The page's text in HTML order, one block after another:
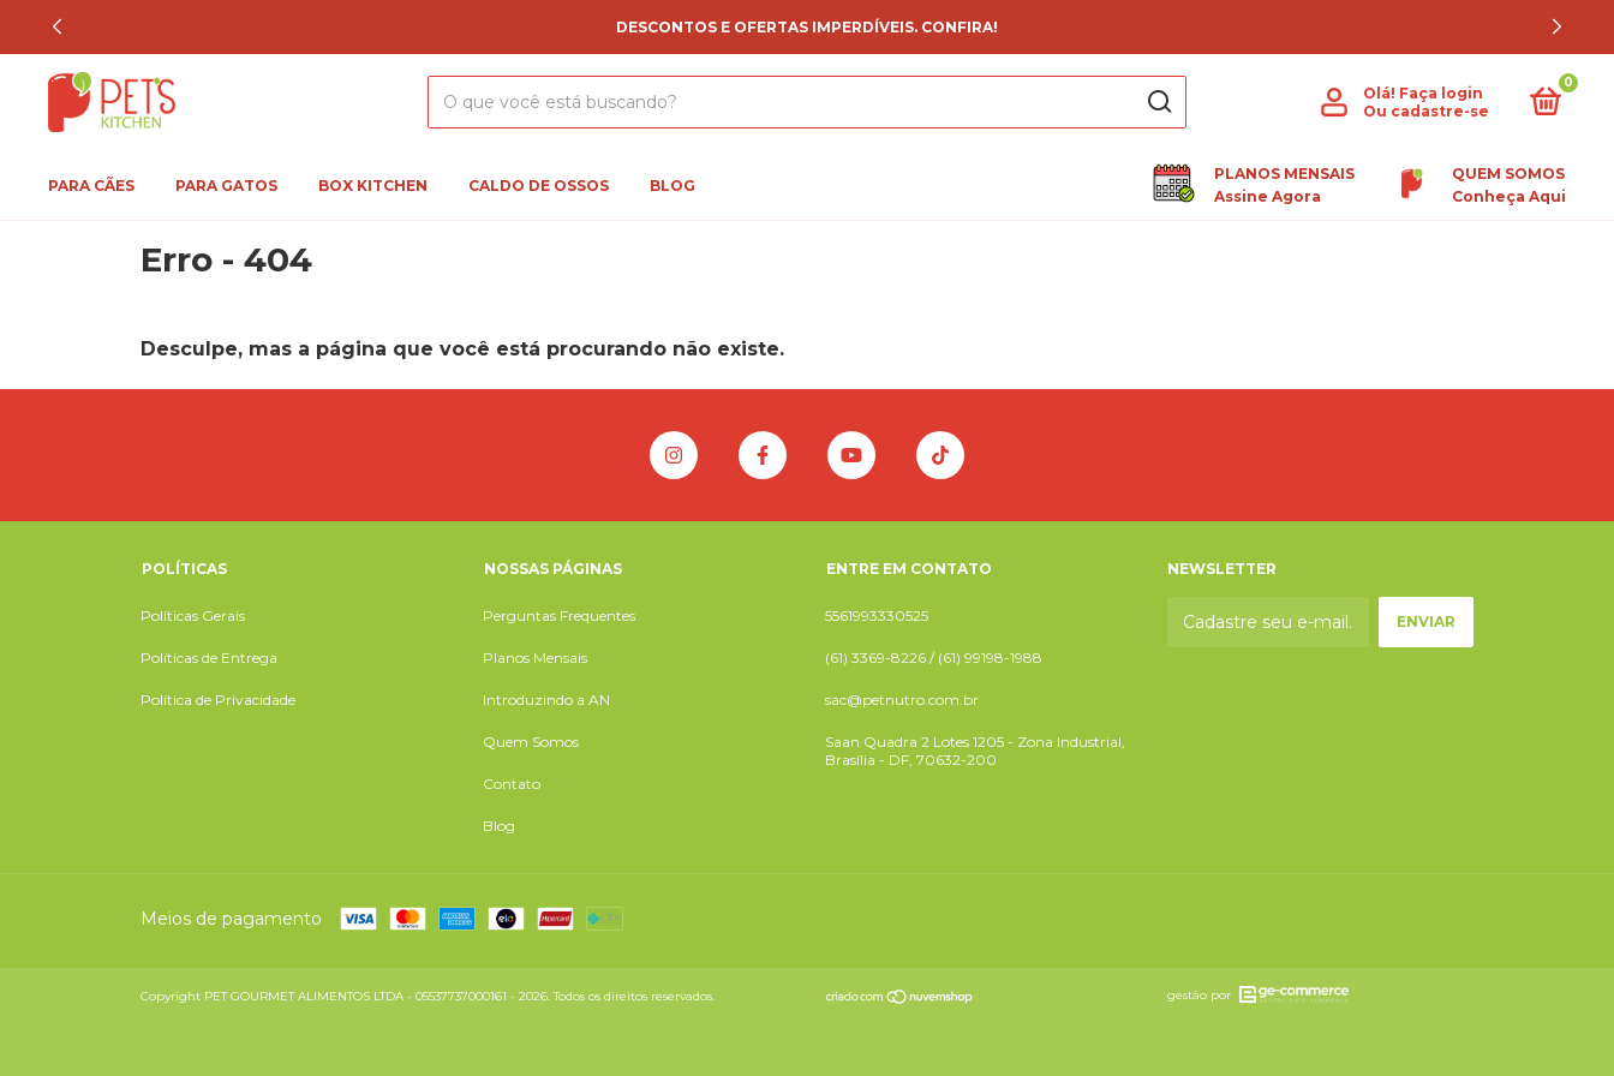
DESCONTOS E OFERTAS IMPERDÍVEIS. CONFIRA!
Olá! Faça login
Ou cadastre-se
0
PARA CÃES PARA GATOS BOX KITCHEN CALDO DE OSSOS BLOG
PLANOS MENSAIS
Assine Agora
QUEM SOMOS
Conheça Aqui
Erro - 404
Desculpe, mas a página que você está procurando não existe.
POLÍTICAS
Políticas Gerais
Políticas de Entrega
Política de Privacidade
NOSSAS PÁGINAS
Perguntas Frequentes
Planos Mensais
Introduzindo a AN
Quem Somos
Contato
Blog
ENTRE EM CONTATO
5561993330525
(61) 3369-8226 / (61) 99198-1988
sac@petnutro.com.br
Saan Quadra 2 Lotes 1205 - Zona Industrial,
Brasília - DF, 70632-200
NEWSLETTER
Meios de pagamento
Copyright PET GOURMET ALIMENTOS LTDA - 05537737000161 - 2026. Todos os direitos reservados. gestão por